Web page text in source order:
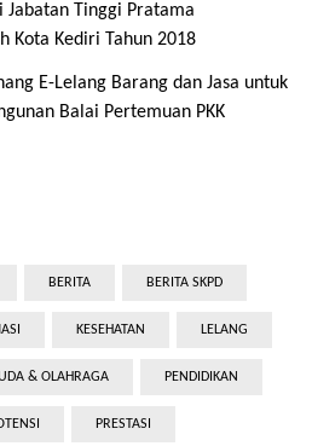
Jabatan Tinggi Pratama
Kota Kediri Tahun 2018
E-Lelang Barang dan Jasa untuk
Balai Pertemuan PKK
BERITA BERITA SKPD
KESEHATAN LELANG
& OLAHRAGA PENDIDIKAN
PRESTASI